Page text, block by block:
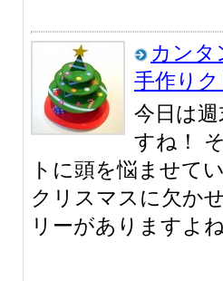
カンタ
手作り
今日は
すね！
トに頭を悩ませて
クリスマスに欠か
リーがありますよ